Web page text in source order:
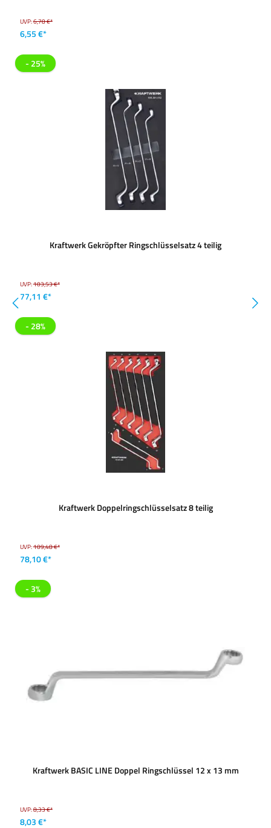
UVP:6,78 €*
6,55 €*
- 25%
Kraftwerk Gekröpfter Ringschlüsselsatz 4 teilig
UVP:103,53 €*
77,11 €*
- 28%
Kraftwerk Doppelringschlüsselsatz 8 teilig
UVP:109,48 €*
78,10 €*
- 3%
Kraftwerk BASIC LINE Doppel Ringschlüssel 12 x 13 mm
UVP:8,33 €*
8,03 €*